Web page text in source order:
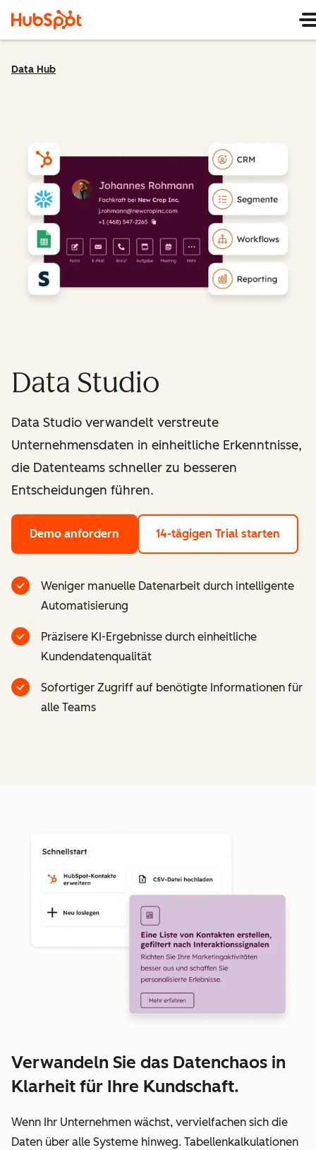
Data Hub
Data Studio
Data Studio verwandelt verstreute
Unternehmensdaten in einheitliche Erkenntnisse,
die Datenteams schneller zu besseren
Entscheidungen führen.
Demo anfordern 14-tägigen Trial starten
Weniger manuelle Datenarbeit durch intelligente
Automatisierung
Präzisere KI-Ergebnisse durch einheitliche
Kundendatenqualität
Sofortiger Zugriff auf benötigte Informationen für
alle Teams
Verwandeln Sie das Datenchaos in
Klarheit für Ihre Kundschaft.
Wenn Ihr Unternehmen wächst, vervielfachen sich die
Daten über alle Systeme hinweg. Tabellenkalkulationen